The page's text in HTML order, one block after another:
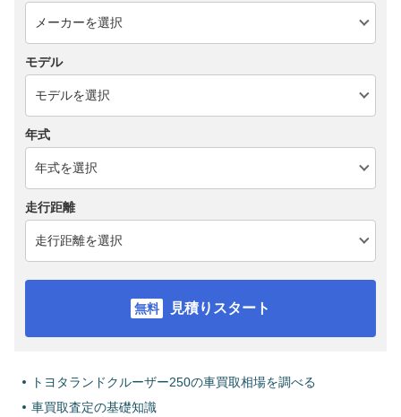
モデル
年式
走行距離
見積りスタート
トヨタランドクルーザー250の車買取相場を調べる
車買取査定の基礎知識